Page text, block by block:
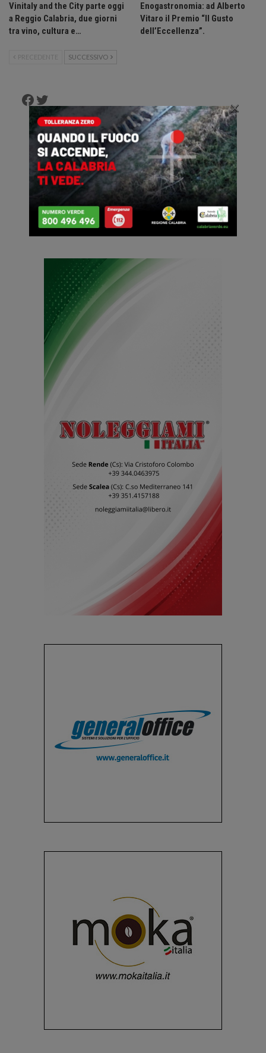
Vinitaly and the City parte oggi
a Reggio Calabria, due giorni
tra vino, cultura e…
Enogastronomia: ad Alberto
Vitaro il Premio “Il Gusto
dell’Eccellenza”.
PRECEDENTE SUCCESSIVO
Facebook
Twitter ×